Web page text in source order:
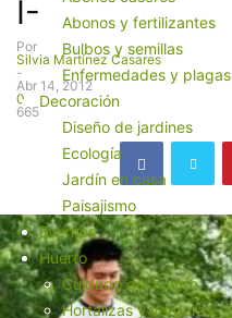
Abonos y fertilizantes
Bulbos y semillas
Enfermedades y plagas
Decoración
Diseño de jardines
Ecología
Jardín en casa
Paisajismo
Eventos
Huerto
Cuidado del huerto
Hortalizas y verduras
I-
Por
Silvia Martínez Casares
-
Abr 14, 2012
0
665